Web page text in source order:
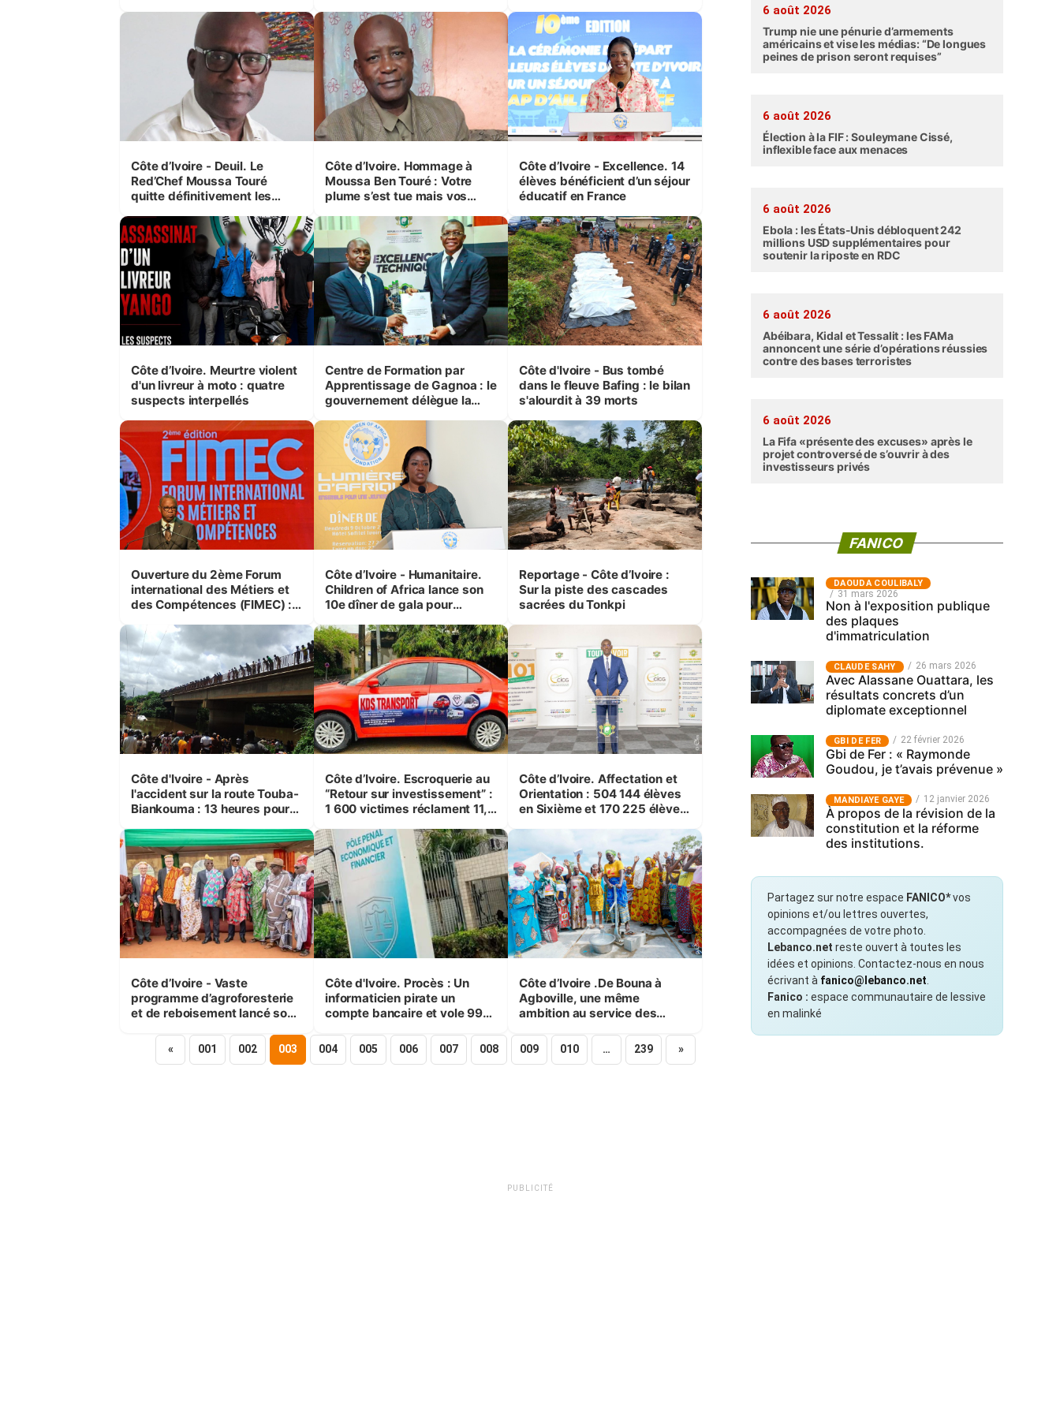
Côte d’Ivoire - Deuil. Le
Red’Chef Moussa Touré
quitte définitivement les
Côte d’Ivoire. Hommage à
Moussa Ben Touré : Votre
plume s’est tue mais vos
Côte d’Ivoire - Excellence. 14
élèves bénéficient d’un séjour
éducatif en France
Côte d’Ivoire. Meurtre violent
d'un livreur à moto : quatre
suspects interpellés
Centre de Formation par
Apprentissage de Gagnoa : le
gouvernement délègue la
Entreprises du Secteur des
Travaux publics et des Mines
Côte d'Ivoire - Bus tombé
dans le fleuve Bafing : le bilan
s'alourdit à 39 morts
Ouverture du 2ème Forum
international des Métiers et
des Compétences (FIMEC) :
jeunesse à saisir les
opportunités qu'offre
l’intelligence artificielle
Côte d’Ivoire - Humanitaire.
Children of Africa lance son
10e dîner de gala pour
Jeunesse à Treichville
Reportage - Côte d’Ivoire :
Sur la piste des cascades
sacrées du Tonkpi
Côte d'Ivoire - Après
l'accident sur la route Touba-
Biankouma : 13 heures pour
mort
Côte d’Ivoire. Escroquerie au
“Retour sur investissement” :
1 600 victimes réclament 11,7
Côte d’Ivoire. Affectation et
Orientation : 504 144 élèves
en Sixième et 170 225 élèves
Côte d’Ivoire - Vaste
programme d’agroforesterie
et de reboisement lancé sous
Côte d'Ivoire. Procès : Un
informaticien pirate un
compte bancaire et vole 99
Côte d’Ivoire .De Bouna à
Agboville, une même
ambition au service des
« 001 002 003 004 005 006 007 008 009 010 … 239 »
6 août 2026
Trump nie une pénurie d’armements
américains et vise les médias: “De longues
peines de prison seront requises”
6 août 2026
Élection à la FIF : Souleymane Cissé,
inflexible face aux menaces
6 août 2026
Ebola : les États-Unis débloquent 242
millions USD supplémentaires pour
soutenir la riposte en RDC
6 août 2026
Abéibara, Kidal et Tessalit : les FAMa
annoncent une série d’opérations réussies
contre des bases terroristes
6 août 2026
La Fifa «présente des excuses» après le
projet controversé de s’ouvrir à des
investisseurs privés
FANICO
‎DAOUDA COULIBALY
31 mars 2026
Non à l'exposition publique
des plaques
d'immatriculation
CLAUDE SAHY 26 mars 2026
Avec Alassane Ouattara, les
résultats concrets d’un
diplomate exceptionnel
GBI DE FER 22 février 2026
Gbi de Fer : « Raymonde
Goudou, je t’avais prévenue »
MANDIAYE GAYE 12 janvier 2026
À propos de la révision de la
constitution et la réforme
des institutions.
Partagez sur notre espace FANICO*vos
opinions et/ou lettres ouvertes,
accompagnées de votre photo.
Lebanco.net reste ouvert à toutes les
idées et opinions. Contactez-nous en nous
écrivant à fanico@lebanco.net.
Fanico : espace communautaire de lessive
en malinké
PUBLICITÉ